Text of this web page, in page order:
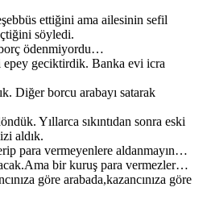
ettiğini ama ailesinin sefil
söyledi.
ödenmiyordu…
geciktirdik. Banka evi icra
Diğer borcu arabayı satarak
Yıllarca sıkıntıdan sonra eski
aldık.
para vermeyenlere aldanmayın…
bir kuruş para vermezler…
göre arabada,kazancınıza göre